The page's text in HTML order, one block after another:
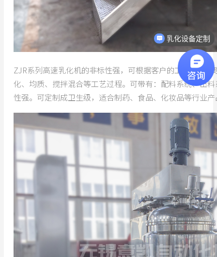
ZJR系列高速乳化机的非标性强，可根据客户的工艺进行
化、均质、搅拌混合等工艺过程。可带有：配料系统、出
性强。可定制成卫生级，适合制药、食品、化妆品等行业
热线电话：18068296512